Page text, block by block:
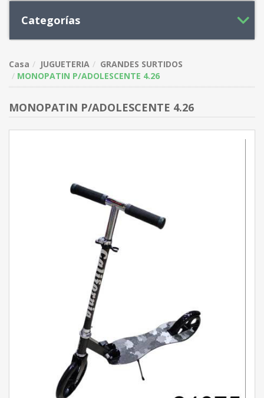
Categorías
Casa JUGUETERIA
GRANDES SURTIDOS
MONOPATIN P/ADOLESCENTE 4.26
MONOPATIN P/ADOLESCENTE 4.26